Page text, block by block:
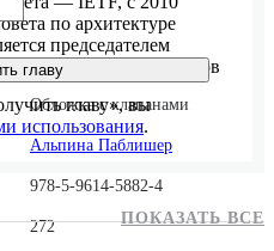
по архитектуре
председателем
группы операторов
Обложка с клапанами
Альпина Паблишер
978-5-9614-5882-4
272
главу
главу», вы
использования.
ПОКАЗАТЬ ВСЕ